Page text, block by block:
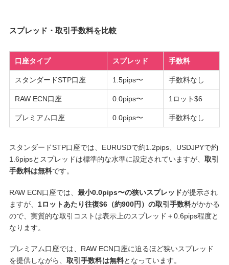
スプレッド・取引手数料を比較
口座タイプ スプレッド 手数料
スタンダードSTP口座 1.5pips〜 手数料なし
RAW ECN口座 0.0pips〜 1ロット$6
プレミアム口座 0.0pips〜 手数料なし
スタンダードSTP口座では、EURUSDで約1.2pips、USDJPYで約
1.6pipsとスプレッドは標準的な水準に設定されていますが、 取引
手数料は無料です。
RAW ECN口座では、 最小0.0pips〜の狭いスプレッドが提示され
ますが、 1ロットあたり往復$6（約900円）の取引手数料がかかる
ので、実質的な取引コストは表示上のスプレッド＋0.6pips程度と
なります。
プレミアム口座では、RAW ECN口座に迫るほど狭いスプレッド
を提供しながら、 取引手数料は無料となっています。